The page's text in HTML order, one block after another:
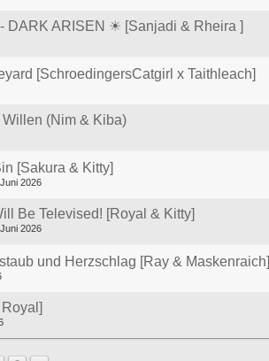
DARK ARISEN ☀ [Sanjadi & Rheira ]
[SchroedingersCatgirl x Taithleach]
(Nim & Kiba)
[Sakura & Kitty]
2026
Be Televised! [Royal & Kitty]
2026
und Herzschlag [Ray & Maskenraich]